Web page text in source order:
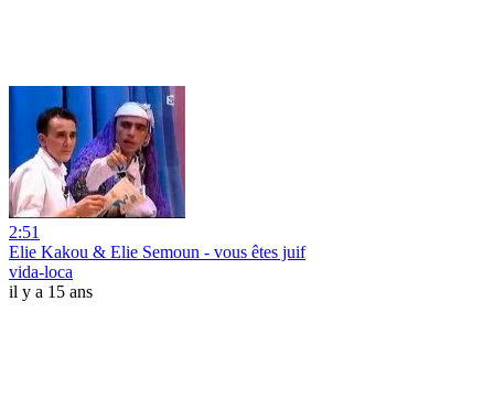
2:51
Elie Kakou & Elie Semoun - vous êtes juif
vida-loca
il y a 15 ans